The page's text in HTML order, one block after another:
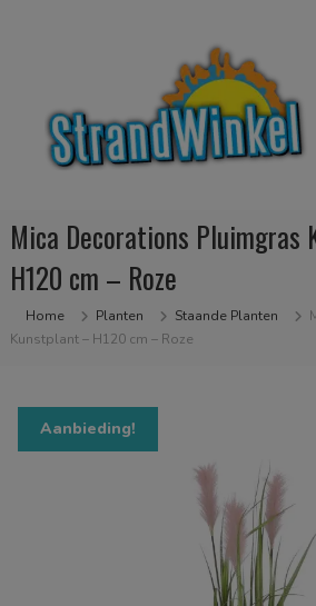
zodat
strandgevoel
in
huis
kan
halen
Mica Decorations Pluimgras
H120 cm – Roze
Home Planten Staande Planten
Kunstplant – H120 cm – Roze
Aanbieding!